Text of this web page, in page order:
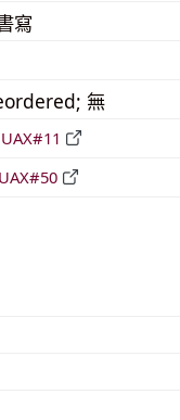
寫
無
UAX#11
UAX#50